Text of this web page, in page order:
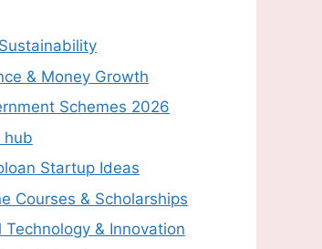
& Money Growth
Schemes 2026
hub
Startup Ideas
Courses & Scholarships
Technology & Innovation